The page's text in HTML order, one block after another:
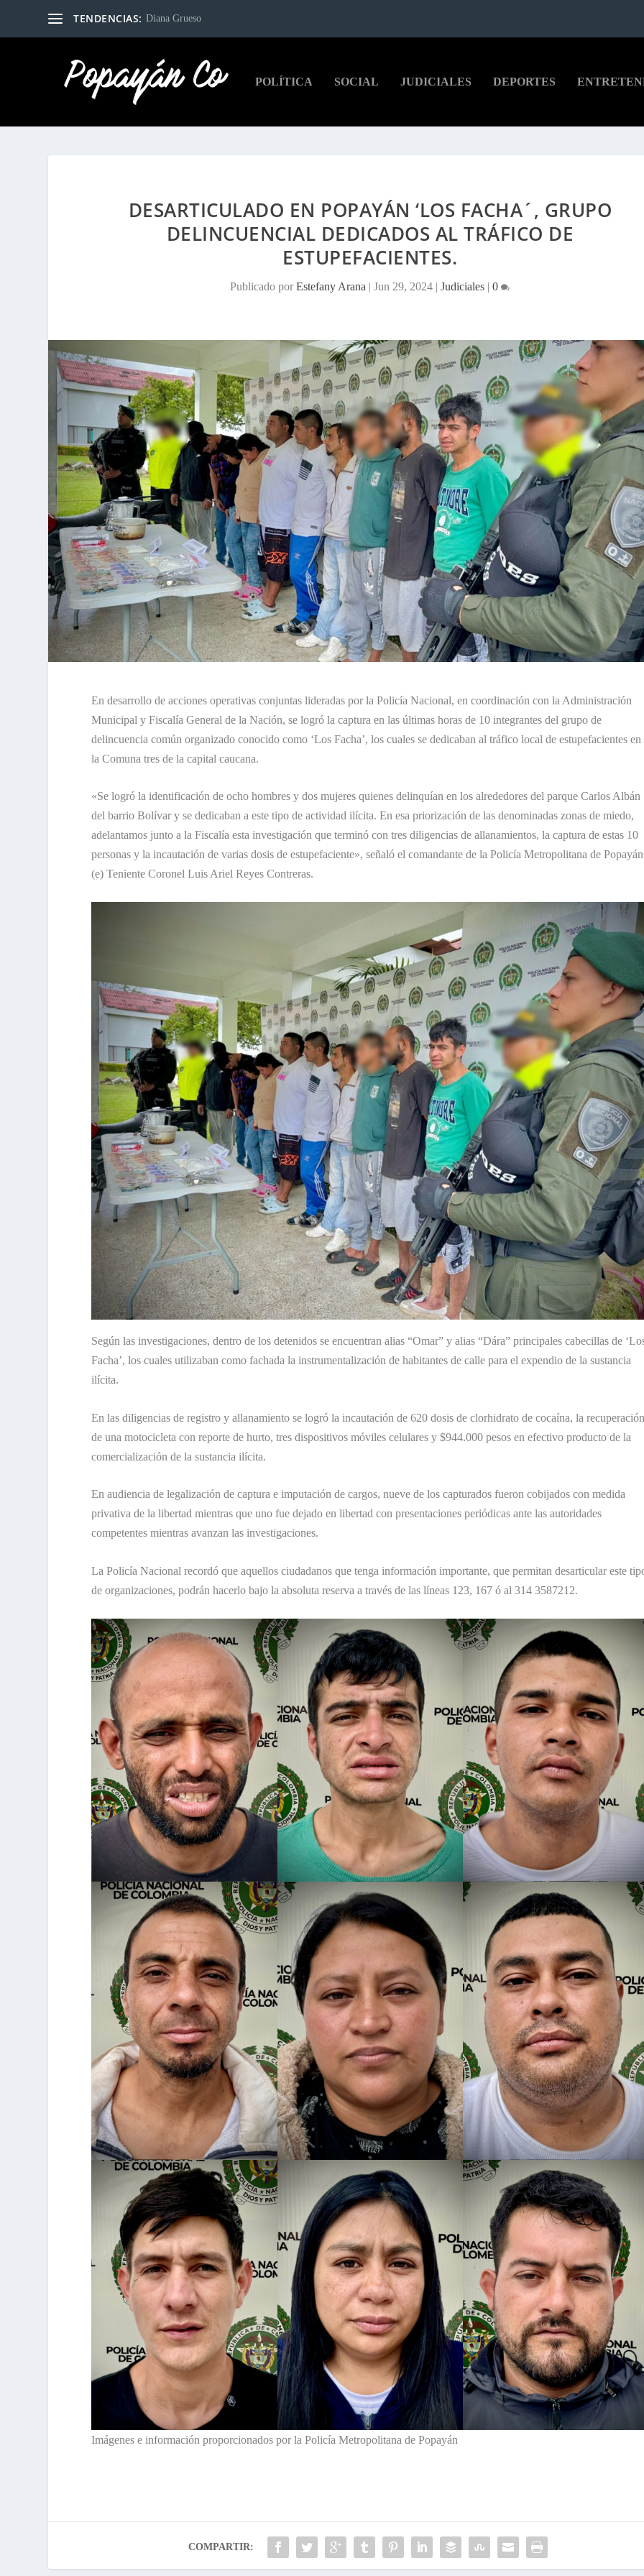
TENDENCIAS: Diana Grueso
POLÍTICA SOCIAL JUDICIALES DEPORTES
DESARTICULADO EN POPAYÁN ‘LOS FACHA´, GRUPO
DELINCUENCIAL DEDICADOS AL TRÁFICO DE
ESTUPEFACIENTES.
Publicado porEstefany Arana |Jun 29, 2024 |Judiciales |0
En desarrollo de acciones operativas conjuntas lideradas por la Policía Nacional, en coordinación con la Administración
Municipal y Fiscalía General de la Nación, se logró la captura en las últimas horas de 10 integrantes del grupo de
delincuencia común organizado conocido como ‘Los Facha’, los cuales se dedicaban al tráfico local de estupefacientes en
la Comuna tres de la capital caucana.
«Se logró la identificación de ocho hombres y dos mujeres quienes delinquían en los alrededores del parque Carlos Albán
del barrio Bolívar y se dedicaban a este tipo de actividad ilícita. En esa priorización de las denominadas zonas de miedo,
adelantamos junto a la Fiscalía esta investigación que terminó con tres diligencias de allanamientos, la captura de estas 10
personas y la incautación de varias dosis de estupefaciente», señaló el comandante de la Policía Metropolitana de Popayán
(e) Teniente Coronel Luis Ariel Reyes Contreras.
Según las investigaciones, dentro de los detenidos se encuentran alias “Omar” y alias “Dára” principales cabecillas de
Facha’, los cuales utilizaban como fachada la instrumentalización de habitantes de calle para el expendio de la sustancia
ilícita.
En las diligencias de registro y allanamiento se logró la incautación de 620 dosis de clorhidrato de cocaína, la recuperación
de una motocicleta con reporte de hurto, tres dispositivos móviles celulares y $944.000 pesos en efectivo producto de la
comercialización de la sustancia ilícita.
En audiencia de legalización de captura e imputación de cargos, nueve de los capturados fueron cobijados con medida
privativa de la libertad mientras que uno fue dejado en libertad con presentaciones periódicas ante las autoridades
competentes mientras avanzan las investigaciones.
La Policía Nacional recordó que aquellos ciudadanos que tenga información importante, que permitan desarticular este
de organizaciones, podrán hacerlo bajo la absoluta reserva a través de las líneas 123, 167 ó al 314 3587212.
Imágenes e información proporcionados por la Policía Metropolitana de Popayán
COMPARTIR: